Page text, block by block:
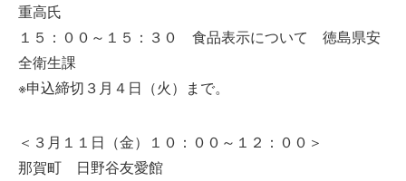
重高氏
１５：００～１５：３０ 食品表示について 徳島県安
全衛生課
※申込締切３月４日（火）まで。
＜３月１１日（金）１０：００～１２：００＞
那賀町 日野谷友愛館